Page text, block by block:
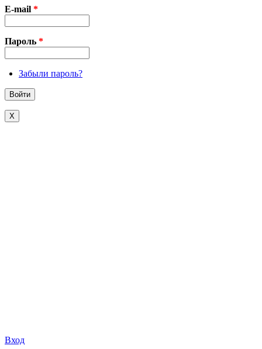
#PB&WM
#UX/CX
#Экосистемы
X
E-mail *
Пароль *
Забыли пароль?
X
Вход